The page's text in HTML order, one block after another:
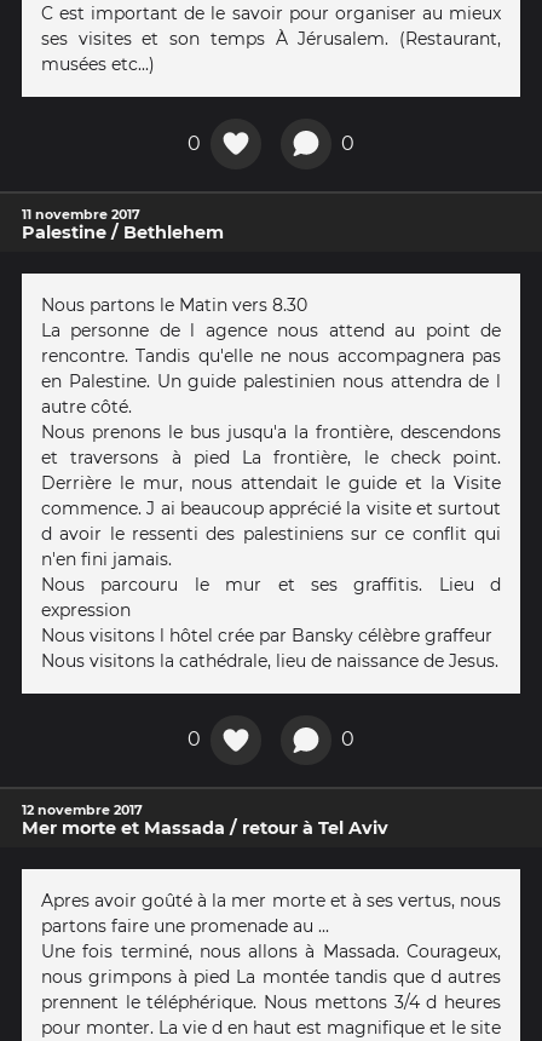
C est important de le savoir pour organiser au mieux
ses visites et son temps À Jérusalem. (Restaurant,
musées etc...)
0 0
11 novembre 2017
Palestine / Bethlehem
Nous partons le Matin vers 8.30
La personne de l agence nous attend au point de
rencontre. Tandis qu'elle ne nous accompagnera pas
en Palestine. Un guide palestinien nous attendra de l
autre côté.
Nous prenons le bus jusqu'a la frontière, descendons
et traversons à pied La frontière, le check point.
Derrière le mur, nous attendait le guide et la Visite
commence. J ai beaucoup apprécié la visite et surtout
d avoir le ressenti des palestiniens sur ce conflit qui
n'en fini jamais.
Nous parcouru le mur et ses graffitis. Lieu d
expression
Nous visitons l hôtel crée par Bansky célèbre graffeur
Nous visitons la cathédrale, lieu de naissance de Jesus.
0 0
12 novembre 2017
Mer morte et Massada / retour à Tel Aviv
Apres avoir goûté à la mer morte et à ses vertus, nous
partons faire une promenade au ...
Une fois terminé, nous allons à Massada. Courageux,
nous grimpons à pied La montée tandis que d autres
prennent le téléphérique. Nous mettons 3/4 d heures
pour monter. La vie d en haut est magnifique et le site